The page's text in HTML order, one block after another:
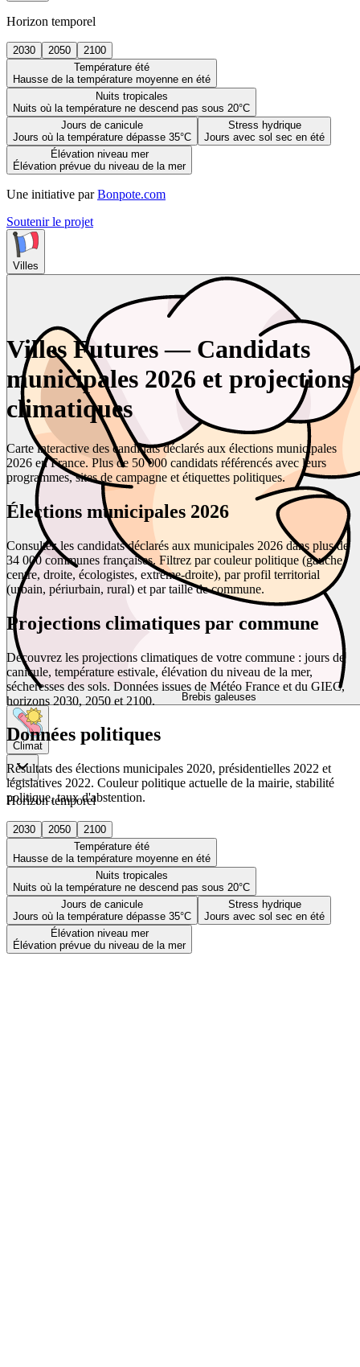
Horizon temporel
2030 2050
2100
Température été
Hausse de la température moyenne en été
Nuits tropicales
Nuits où la température ne descend pas sous 20°C
Jours de canicule
Jours où la température dépasse 35°C
Stress hydrique
Jours avec sol sec en été
Élévation niveau mer
Élévation prévue du niveau de la mer
Une initiative par Bonpote.com
Soutenir le projet
Villes
Brebis galeuses
Climat
Horizon temporel
2030 2050
2100
Température été
Hausse de la température moyenne en été
Nuits tropicales
Nuits où la température ne descend pas sous 20°C
Jours de canicule
Jours où la température dépasse 35°C
Stress hydrique
Jours avec sol sec en été
Élévation niveau mer
Élévation prévue du niveau de la mer
Villes Futures — Candidats
municipales 2026 et projections
climatiques
Carte interactive des candidats déclarés aux élections municipales
2026 en France. Plus de 50 000 candidats référencés avec leurs
programmes, sites de campagne et étiquettes politiques.
Élections municipales 2026
Consultez les candidats déclarés aux municipales 2026 dans plus de
34 000 communes françaises. Filtrez par couleur politique (gauche,
centre, droite, écologistes, extrême-droite), par profil territorial
(urbain, périurbain, rural) et par taille de commune.
Projections climatiques par commune
Découvrez les projections climatiques de votre commune : jours de
canicule, température estivale, élévation du niveau de la mer,
sécheresses des sols. Données issues de Météo France et du GIEC,
horizons 2030, 2050 et 2100.
Données politiques
Résultats des élections municipales 2020, présidentielles 2022 et
législatives 2022. Couleur politique actuelle de la mairie, stabilité
politique, taux d'abstention.